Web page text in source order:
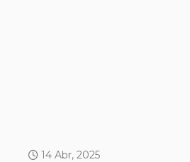
14 Abr, 2025